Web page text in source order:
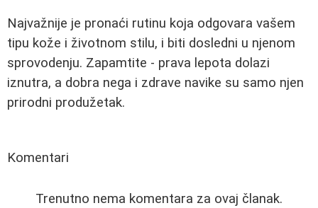
Najvažnije je pronaći rutinu koja odgovara vašem
tipu kože i životnom stilu, i biti dosledni u njenom
sprovodenju. Zapamtite - prava lepota dolazi
iznutra, a dobra nega i zdrave navike su samo njen
prirodni produžetak.
Komentari
Trenutno nema komentara za ovaj članak.